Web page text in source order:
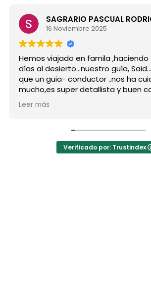
SAGRARIO PASCUAL
16 Noviembre 2025
Hemos viajado en famila
días al desierto...nuestro guía,
que un guia- conductor ..nos ha
mucho,es super detallista y buen
estado atento a todas nuestras
nos ha enseñado muchos lugares
persona..Gracias Said.
En cuanto a la agencia,..súper
Leer más
Verificado por: Trustindex